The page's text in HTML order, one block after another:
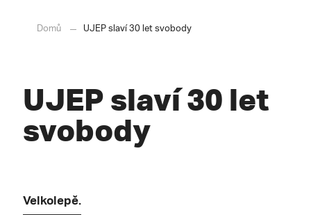
Domů UJEP slaví 30 let svobody
UJEP slaví 30 let
svobody
Velkolepě.